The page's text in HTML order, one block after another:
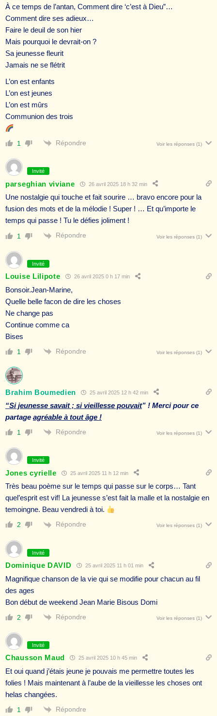
À ce temps de l’antan, Comment dire ‘c’est à Dieu”…
Comment dire ses adieux…
Faire le deuil de son hier
Mais pourquoi le devrait-on ?
Sa jeunesse fleurit
Jamais ne se flétrit
L’on est enfants
L’on est jeunes
L’on est mûrs
Communion des trois
1 Répondre Voir les réponses (1)
Invité
parseghian viviane 26 avril 2025 18 h 32 min
Une nostalgie qui touche et fait sourire … bravo encore pour la
fusion des mots et de la mélodie ! Super ! … Et qu’importe le
temps qui passe ! Tu le défies joliment !
1 Répondre Voir les réponses (1)
Invité
Louise Lilipote 26 avril 2025 0 h 17 min
Bonsoir.Jean-Marine,
Quelle belle facon de dire les choses
Ne change pas
Continue comme ca
Bises
1 Répondre Voir les réponses (1)
Brahim Boumedien 25 avril 2025 12 h 42 min
“Si jeunesse savait ; si vieillesse pouvait” ! Merci pour ce
partage agréable à tout âge !
1 Répondre Voir les réponses (1)
Invité
Jones cyrielle 25 avril 2025 11 h 12 min
Très beau poème sur le temps qui passe sur le corps… Tant
quel’esprit est vif! La jeunesse s’est fait la malle et la nostalgie en
temoingne. Beau vendredi à toi.
2 Répondre Voir les réponses (1)
Invité
Dominique DAVID 25 avril 2025 11 h 01 min
Magnifique chanson de la vie qui se modifie pour chacun au fil
des ages
Bon début de weekend Jean Marie Bisous Domi
2 Répondre Voir les réponses (1)
Invité
Chausson Maud 25 avril 2025 10 h 45 min
Et oui quand j’étais jeune je pouvais me permettre toutes les
folies ! Mais maintenant à l’aube de la vieillesse les choses ont
helas changées.
1 Répondre